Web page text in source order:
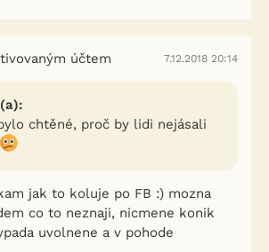
účtem 7.12.2018 20:14
chtěné, proč by lidi nejásali
jak to koluje po FB :) mozna
co to neznaji, nicmene konik
uvolnene a v pohode